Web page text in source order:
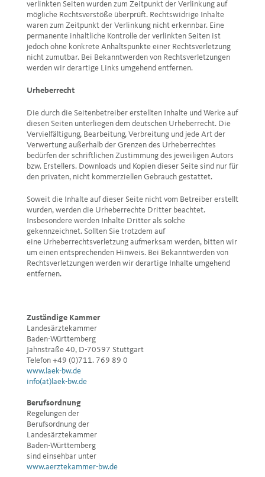
verlinkten Seiten wurden zum Zeitpunkt der Verlinkung auf
mögliche Rechtsverstöße überprüft. Rechtswidrige Inhalte
waren zum Zeitpunkt der Verlinkung nicht erkennbar. Eine
permanente inhaltliche Kontrolle der verlinkten Seiten ist
jedoch ohne konkrete Anhaltspunkte einer Rechtsverletzung
nicht zumutbar. Bei Bekanntwerden von Rechtsverletzungen
werden wir derartige Links umgehend entfernen.
Urheberrecht
Die durch die Seitenbetreiber erstellten Inhalte und Werke auf
diesen Seiten unterliegen dem deutschen Urheberrecht. Die
Vervielfältigung, Bearbeitung, Verbreitung und jede Art der
Verwertung außerhalb der Grenzen des Urheberrechtes
bedürfen der schriftlichen Zustimmung des jeweiligen Autors
bzw. Erstellers. Downloads und Kopien dieser Seite sind nur für
den privaten, nicht kommerziellen Gebrauch gestattet.
Soweit die Inhalte auf dieser Seite nicht vom Betreiber erstellt
wurden, werden die Urheberrechte Dritter beachtet.
Insbesondere werden Inhalte Dritter als solche
gekennzeichnet. Sollten Sie trotzdem auf
eine Urheberrechtsverletzung aufmerksam werden, bitten wir
um einen entsprechenden Hinweis. Bei Bekanntwerden von
Rechtsverletzungen werden wir derartige Inhalte umgehend
entfernen.
Zuständige Kammer
Landesärztekammer
Baden-Württemberg
Jahnstraße 40, D-70597 Stuttgart
Telefon +49 (0)711. 769 89 0
www.laek-bw.de
info(at)laek-bw.de
Berufsordnung
Regelungen der
Berufsordnung der
Landesärztekammer
Baden-Württemberg
sind einsehbar unter
www.aerztekammer-bw.de